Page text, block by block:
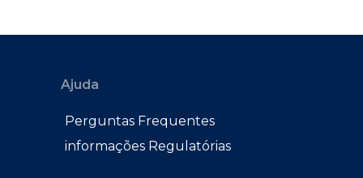
Ajuda
Perguntas Frequentes
informações Regulatórias